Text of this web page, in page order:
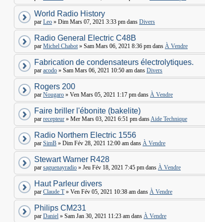
World Radio History
par Leo » Dim Mars 07, 2021 3:33 pm dans Divers
Radio General Electric C48B
par Michel Chabot» Sam Mars 06, 2021 8:36 pm dans À Vendre
Fabrication de condensateurs électrolytiques.
par acodo » Sam Mars 06, 2021 10:50 am dans Divers
Rogers 200
par Nougaro » Ven Mars 05, 2021 1:17 pm dans À Vendre
Faire briller l'ébonite (bakelite)
par recepteur » Mer Mars 03, 2021 6:51 pm dansAide Technique
Radio Northern Electric 1556
par SimB » Dim Fév 28, 2021 12:00 am dans À Vendre
Stewart Warner R428
par saguenayradio » Jeu Fév 18, 2021 7:45 pm dans À Vendre
Haut Parleur divers
par Claude T» Ven Fév 05, 2021 10:38 am dans À Vendre
Philips CM231
par Daniel » Sam Jan 30, 2021 11:23 am dans À Vendre